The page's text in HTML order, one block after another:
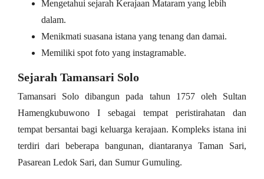
Mengetahui sejarah Kerajaan Mataram yang lebih
dalam.
Menikmati suasana istana yang tenang dan damai.
Memiliki spot foto yang instagramable.
Sejarah Tamansari Solo
Tamansari Solo dibangun pada tahun 1757 oleh Sultan
Hamengkubuwono I sebagai tempat peristirahatan dan
tempat bersantai bagi keluarga kerajaan. Kompleks istana ini
terdiri dari beberapa bangunan, diantaranya Taman Sari,
Pasarean Ledok Sari, dan Sumur Gumuling.